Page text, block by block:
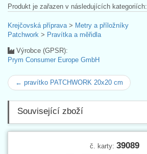
Produkt je zařazen v následujících kategoriích:
Krejčovská příprava > Metry a příložníky
Patchwork > Pravítka a měřidla
Výrobce (GPSR):
Prym Consumer Europe GmbH
← pravítko PATCHWORK 20x20 cm
Související zboží
č. karty: 39089